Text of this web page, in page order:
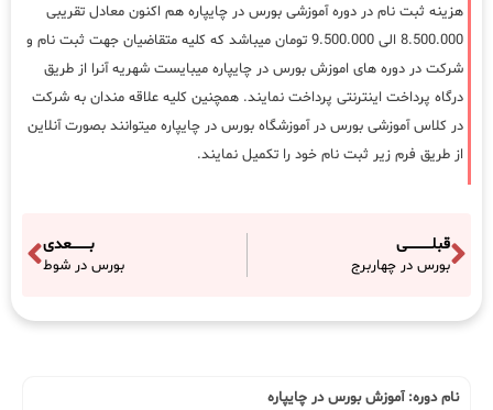
هزینه ثبت نام در دوره آموزشی بورس در چایپاره هم اکنون معادل تقریبی
8.500.000 الی 9.500.000 تومان میباشد که کلیه متقاضیان جهت ثبت نام و
شرکت در دوره های اموزش بورس در چایپاره میبایست شهریه آنرا از طریق
درگاه پرداخت اینترنتی پرداخت نمایند. همچنین کلیه علاقه مندان به شرکت
در کلاس آموزشی بورس در آموزشگاه بورس در چایپاره میتوانند بصورت آنلاین
از طریق فرم زیر ثبت نام خود را تکمیل نمایند.
قبلـــــــــــی
بورس در چهاربرج
بــــــــعدی
بورس در شوط
نام دوره: آموزش بورس در چایپاره